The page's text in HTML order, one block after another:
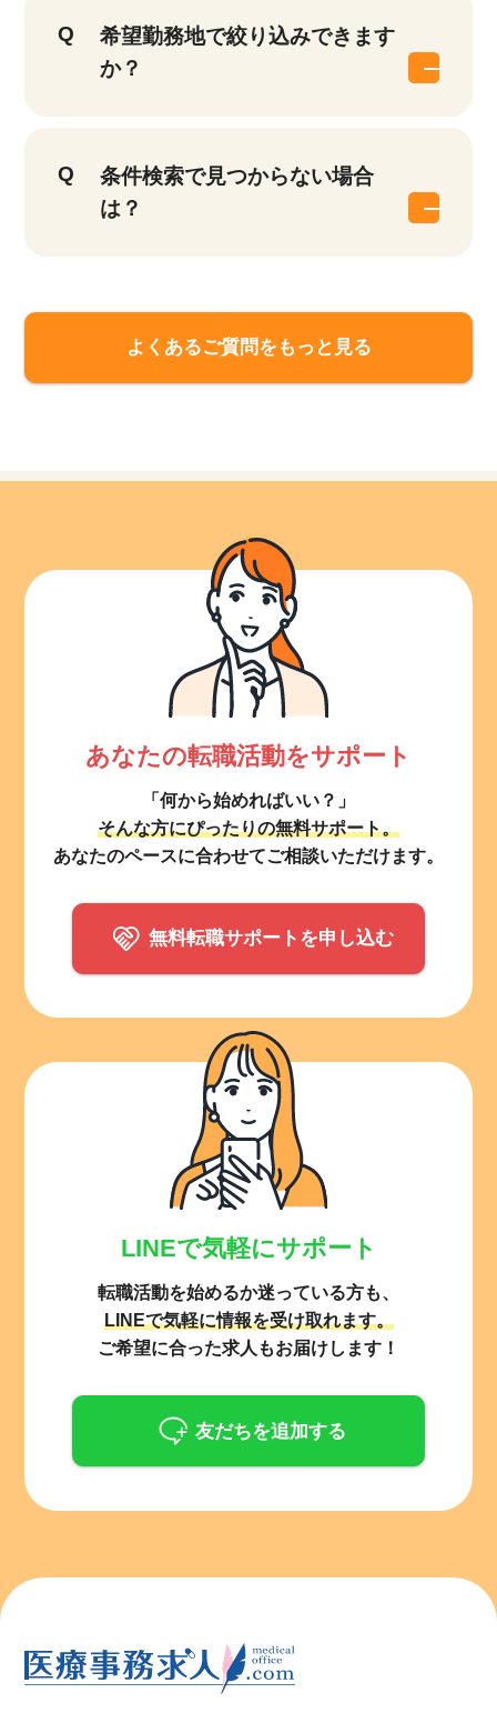
希望勤務地で絞り込みできます
か？
条件検索で見つからない場合
は？
よくあるご質問をもっと見る
あなたの転職活動をサポート
「何から始めればいい？」
そんな方にぴったりの無料サポート。
あなたのペースに合わせてご相談いただけます。
無料転職サポートを申し込む
LINEで気軽にサポート
転職活動を始めるか迷っている方も、
LINEで気軽に情報を受け取れます。
ご希望に合った求人もお届けします！
友だちを追加する
17,050 件